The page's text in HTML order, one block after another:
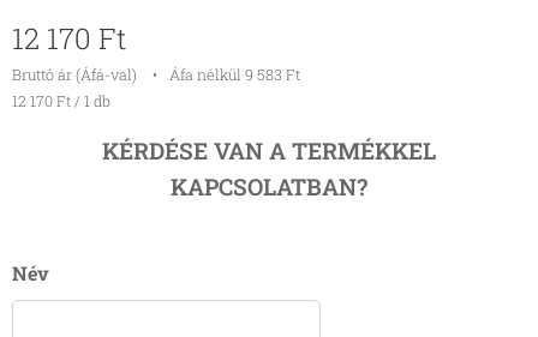
12 170 Ft
Bruttó ár (Áfá-val)
Áfa nélkül 9 583 Ft
12 170 Ft / 1 db
KÉRDÉSE VAN A TERMÉKKEL
KAPCSOLATBAN?
Név